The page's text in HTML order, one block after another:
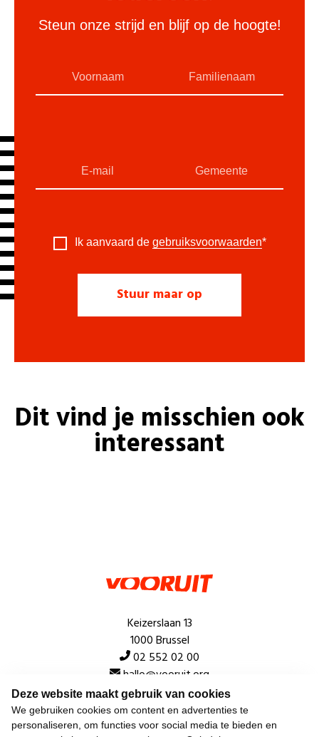
Deze website maakt gebruik van cookies
We gebruiken cookies om content en advertenties te
personaliseren, om functies voor social media te bieden en
Steun onze strijd en blijf op de hoogte!
Ik aanvaard de gebruiksvoorwaarden*
Dit vind je misschien ook
interessant
Keizerslaan 13
1000 Brussel
02 552 02 00
hallo@vooruit.org
Snel